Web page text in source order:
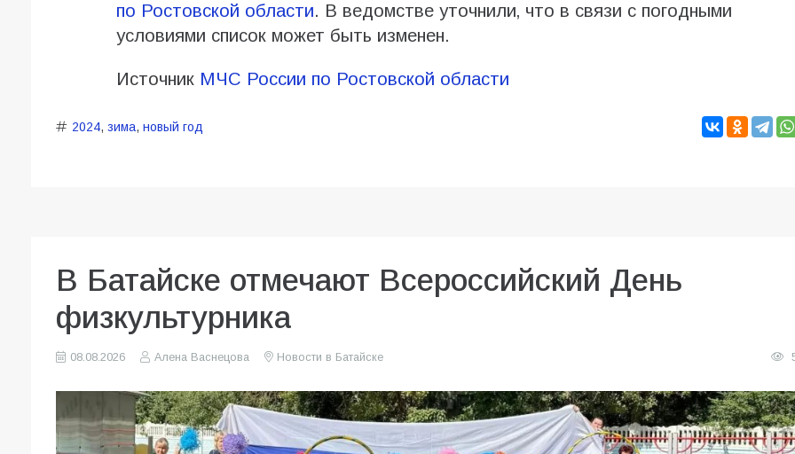
по Ростовской области. В ведомстве уточнили‚ что в связи с погодными
условиями список может быть изменен.
Источник МЧС России по Ростовской области
2024, зима, новый год
В Батайске отмечают Всероссийский День
физкультурника
08.08.2026 Алена Васнецова Новости в Батайске